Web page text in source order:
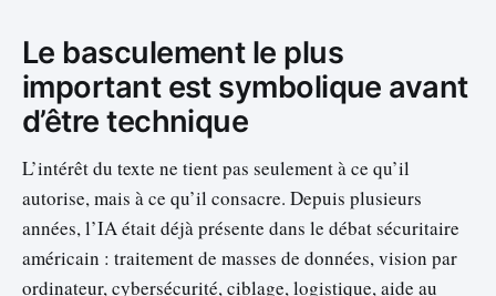
Le basculement le plus
important est symbolique avant
d’être technique
L’intérêt du texte ne tient pas seulement à ce qu’il
autorise, mais à ce qu’il consacre. Depuis plusieurs
années, l’IA était déjà présente dans le débat sécuritaire
américain : traitement de masses de données, vision par
ordinateur, cybersécurité, ciblage, logistique, aide au